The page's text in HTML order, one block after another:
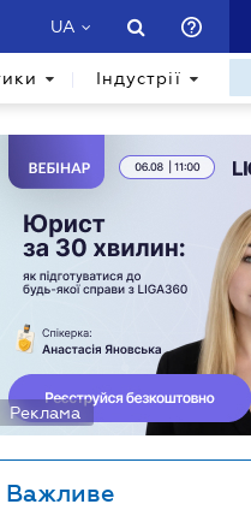
UA
Індустрії
Реклама
Важливе